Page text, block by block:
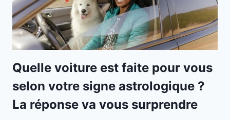
Quelle voiture est faite pour vous
selon votre signe astrologique ?
La réponse va vous surprendre